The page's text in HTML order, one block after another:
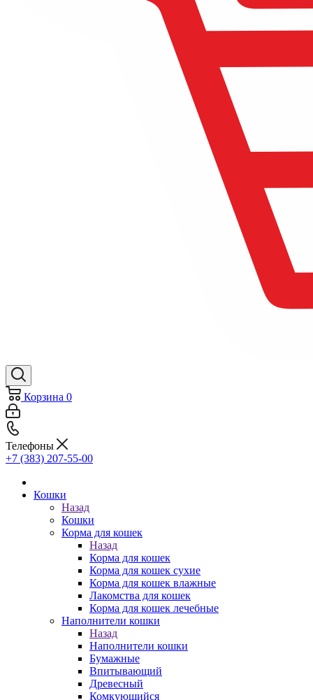
Корзина 0
Телефоны
+7 (383) 207-55-00
Кошки
Назад
Кошки
Корма для кошек
Назад
Корма для кошек
Корма для кошек сухие
Корма для кошек влажные
Лакомства для кошек
Корма для кошек лечебные
Наполнители кошки
Назад
Наполнители кошки
Бумажные
Впитывающий
Древесный
Комкующийся